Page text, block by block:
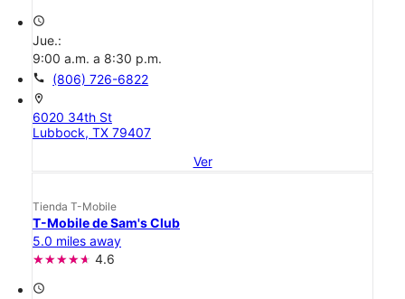
access_time
Jue.:
9:00 a.m. a 8:30 p.m.
call (806) 726-6822
location_on
6020 34th St
Lubbock, TX 79407
Ver
Tienda T-Mobile
T-Mobile de Sam's Club
5.0 miles away
4.6
access_time